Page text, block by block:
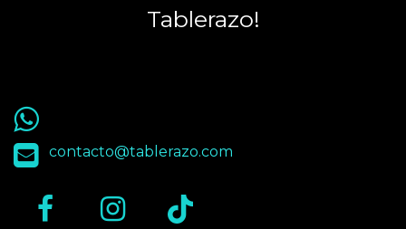
Tablerazo!
55 9563 4848
contacto@tablerazo.com